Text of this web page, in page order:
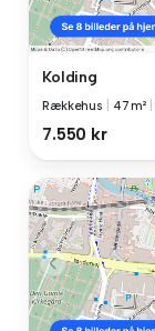
Kolding
Rækkehus 47 m²
7.550 kr